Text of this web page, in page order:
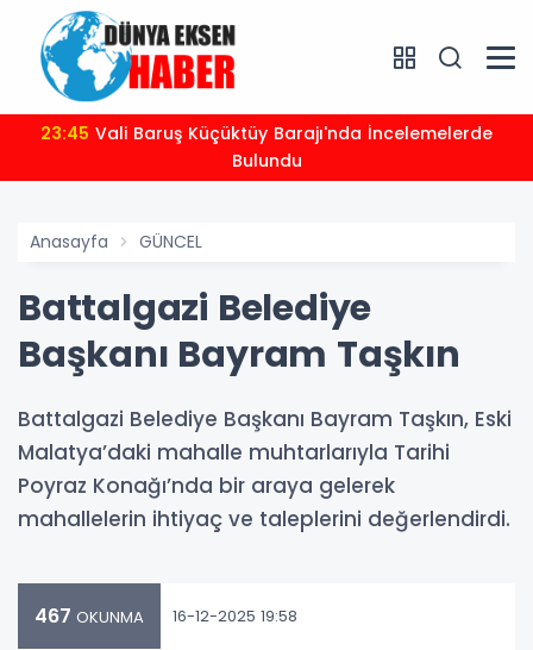
23:45
Bulundu
Anasayfa GÜNCEL
Battalgazi Belediye
Başkanı Bayram Taşkın
Battalgazi Belediye Başkanı Bayram Taşkın, Eski
Malatya’daki mahalle muhtarlarıyla Tarihi
Poyraz Konağı’nda bir araya gelerek
mahallelerin ihtiyaç ve taleplerini değerlendirdi.
467 OKUNMA 16-12-2025 19:58